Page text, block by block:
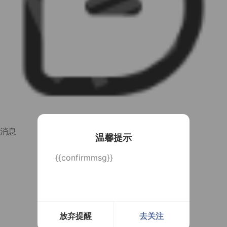
温馨提示
{{confirmmsg}}
放弃提醒 去关注
消息